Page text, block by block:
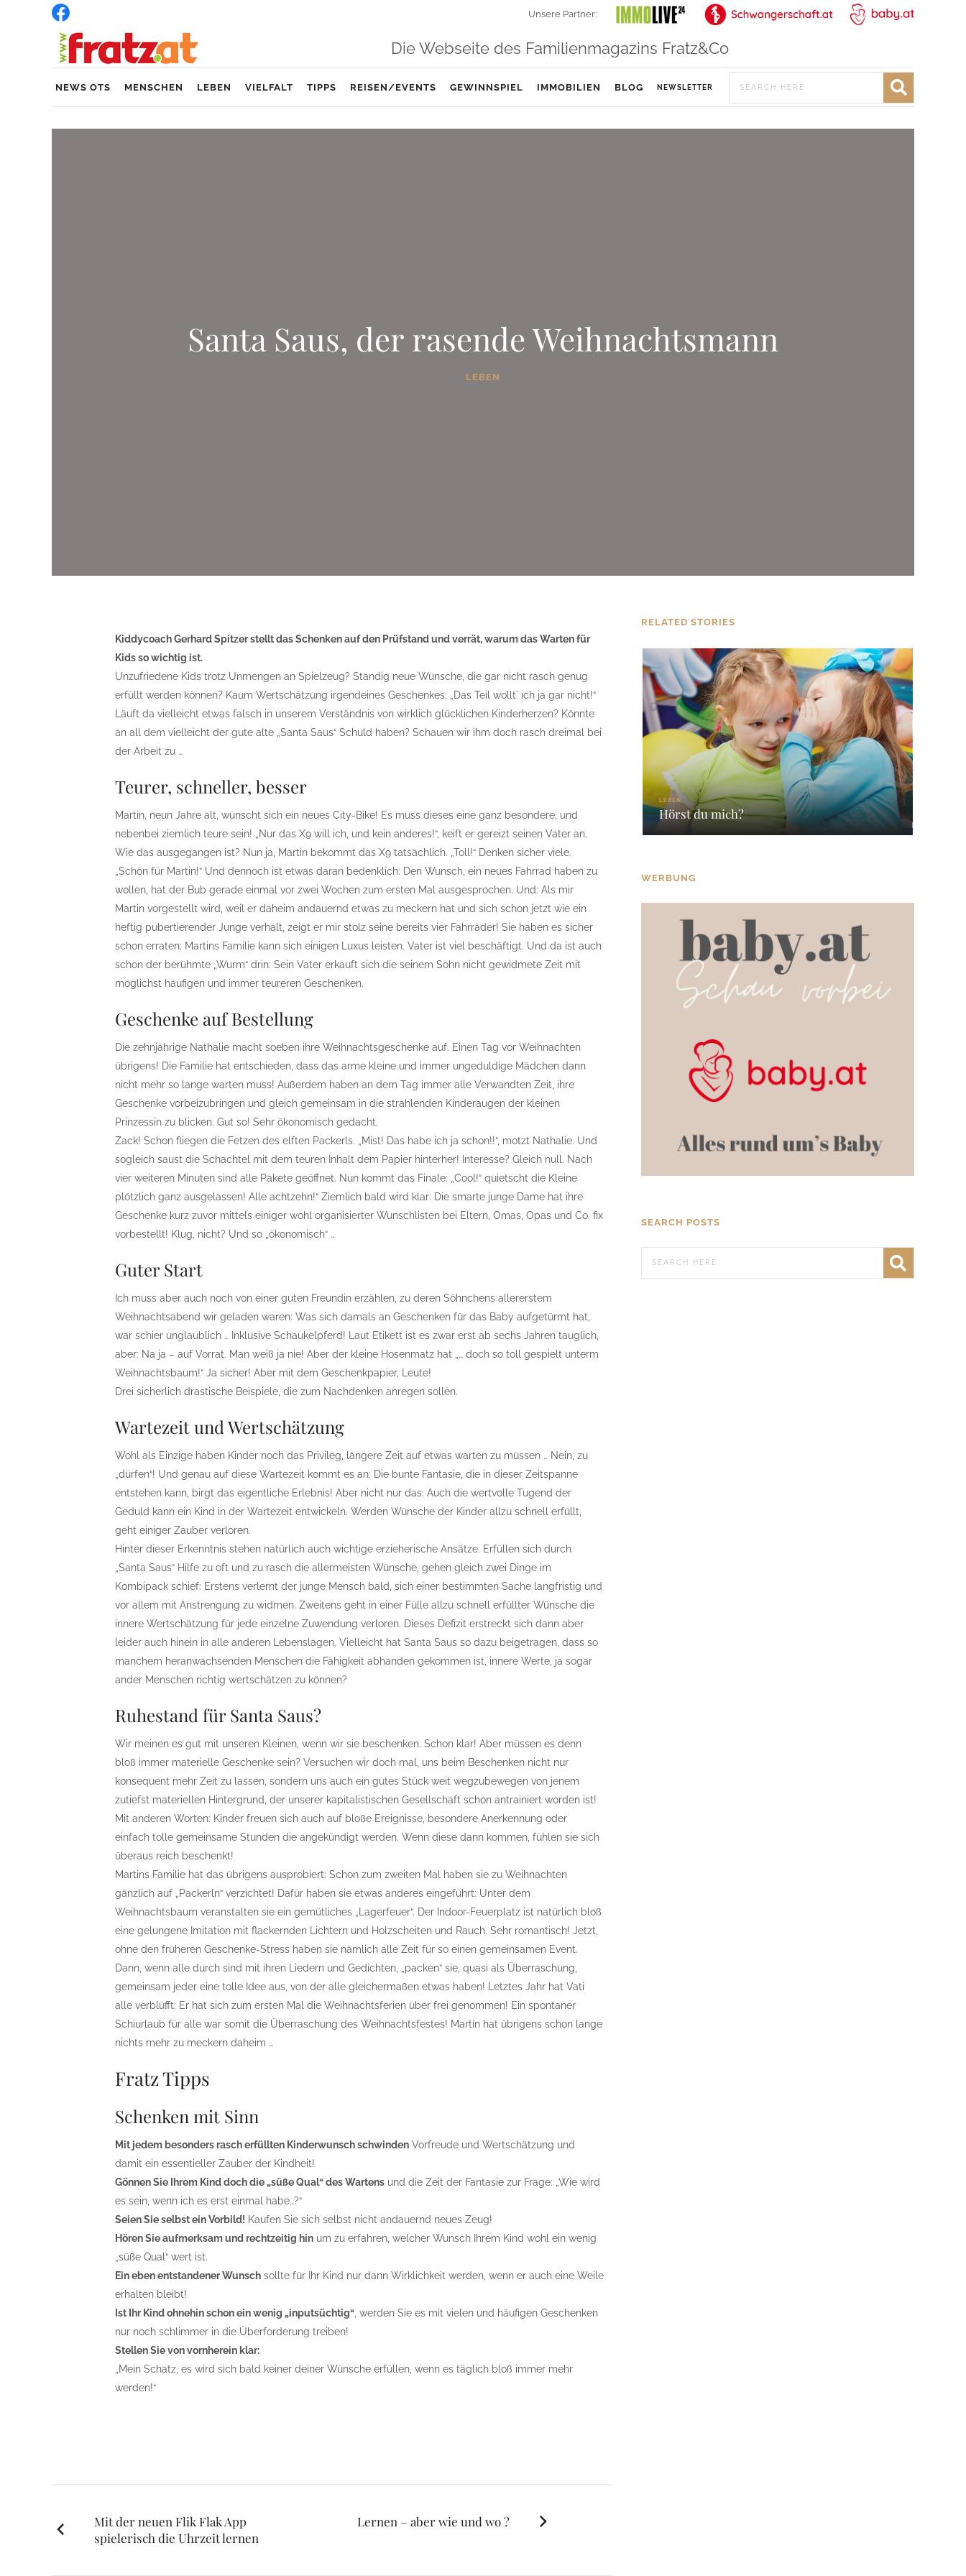
Unsere Partner:
Die Webseite des Familienmagazins Fratz&Co
NEWS OTS MENSCHEN LEBEN VIELFALT TIPPS REISEN/EVENTS GEWINNSPIEL IMMOBILIEN BLOG NEWSLETTER
Santa Saus, der rasende Weihnachtsmann
LEBEN
Kiddycoach Gerhard Spitzer stellt das Schenken auf den Prüfstand und verrät, warum das Warten für
Kids so wichtig ist.
Unzufriedene Kids trotz Unmengen an Spielzeug? Ständig neue Wünsche, die gar nicht rasch genug
erfüllt werden können? Kaum Wertschätzung irgendeines Geschenkes: „Das Teil wollt´ ich ja gar nicht!“
Läuft da vielleicht etwas falsch in unserem Verständnis von wirklich glücklichen Kinderherzen? Könnte
an all dem vielleicht der gute alte „Santa Saus“ Schuld haben? Schauen wir ihm doch rasch dreimal bei
der Arbeit zu …
Teurer, schneller, besser
Martin, neun Jahre alt, wünscht sich ein neues City-Bike! Es muss dieses eine ganz besondere, und
nebenbei ziemlich teure sein! „Nur das X9 will ich, und kein anderes!“, keift er gereizt seinen Vater an.
Wie das ausgegangen ist? Nun ja, Martin bekommt das X9 tatsächlich. „Toll!“ Denken sicher viele.
„Schön für Martin!“ Und dennoch ist etwas daran bedenklich: Den Wunsch, ein neues Fahrrad haben zu
wollen, hat der Bub gerade einmal vor zwei Wochen zum ersten Mal ausgesprochen. Und: Als mir
Martin vorgestellt wird, weil er daheim andauernd etwas zu meckern hat und sich schon jetzt wie ein
heftig pubertierender Junge verhält, zeigt er mir stolz seine bereits vier Fahrräder! Sie haben es sicher
schon erraten: Martins Familie kann sich einigen Luxus leisten. Vater ist viel beschäftigt. Und da ist auch
schon der berühmte „Wurm“ drin: Sein Vater erkauft sich die seinem Sohn nicht gewidmete Zeit mit
möglichst häufigen und immer teureren Geschenken.
Geschenke auf Bestellung
Die zehnjährige Nathalie macht soeben ihre Weihnachtsgeschenke auf. Einen Tag vor Weihnachten
übrigens! Die Familie hat entschieden, dass das arme kleine und immer ungeduldige Mädchen dann
nicht mehr so lange warten muss! Außerdem haben an dem Tag immer alle Verwandten Zeit, ihre
Geschenke vorbeizubringen und gleich gemeinsam in die strahlenden Kinderaugen der kleinen
Prinzessin zu blicken. Gut so! Sehr ökonomisch gedacht.
Zack! Schon fliegen die Fetzen des elften Packerls. „Mist! Das habe ich ja schon!!“, motzt Nathalie. Und
sogleich saust die Schachtel mit dem teuren Inhalt dem Papier hinterher! Interesse? Gleich null. Nach
vier weiteren Minuten sind alle Pakete geöffnet. Nun kommt das Finale: „Cool!“ quietscht die Kleine
plötzlich ganz ausgelassen! Alle achtzehn!“ Ziemlich bald wird klar: Die smarte junge Dame hat ihre
Geschenke kurz zuvor mittels einiger wohl organisierter Wunschlisten bei Eltern, Omas, Opas und Co. fix
vorbestellt! Klug, nicht? Und so „ökonomisch“ …
Guter Start
Ich muss aber auch noch von einer guten Freundin erzählen, zu deren Söhnchens allererstem
Weihnachtsabend wir geladen waren: Was sich damals an Geschenken für das Baby aufgetürmt hat,
war schier unglaublich … Inklusive Schaukelpferd! Laut Etikett ist es zwar erst ab sechs Jahren tauglich,
aber: Na ja – auf Vorrat. Man weiß ja nie! Aber der kleine Hosenmatz hat „… doch so toll gespielt unterm
Weihnachtsbaum!“ Ja sicher! Aber mit dem Geschenkpapier, Leute!
Drei sicherlich drastische Beispiele, die zum Nachdenken anregen sollen.
Wartezeit und Wertschätzung
Wohl als Einzige haben Kinder noch das Privileg, längere Zeit auf etwas warten zu müssen … Nein, zu
„dürfen“! Und genau auf diese Wartezeit kommt es an: Die bunte Fantasie, die in dieser Zeitspanne
entstehen kann, birgt das eigentliche Erlebnis! Aber nicht nur das: Auch die wertvolle Tugend der
Geduld kann ein Kind in der Wartezeit entwickeln. Werden Wünsche der Kinder allzu schnell erfüllt,
geht einiger Zauber verloren.
Hinter dieser Erkenntnis stehen natürlich auch wichtige erzieherische Ansätze: Erfüllen sich durch
„Santa Saus“ Hilfe zu oft und zu rasch die allermeisten Wünsche, gehen gleich zwei Dinge im
Kombipack schief: Erstens verlernt der junge Mensch bald, sich einer bestimmten Sache langfristig und
vor allem mit Anstrengung zu widmen. Zweitens geht in einer Fülle allzu schnell erfüllter Wünsche die
innere Wertschätzung für jede einzelne Zuwendung verloren. Dieses Defizit erstreckt sich dann aber
leider auch hinein in alle anderen Lebenslagen. Vielleicht hat Santa Saus so dazu beigetragen, dass so
manchem heranwachsenden Menschen die Fähigkeit abhanden gekommen ist, innere Werte, ja sogar
ander Menschen richtig wertschätzen zu können?
Ruhestand für Santa Saus?
Wir meinen es gut mit unseren Kleinen, wenn wir sie beschenken. Schon klar! Aber müssen es denn
bloß immer materielle Geschenke sein? Versuchen wir doch mal, uns beim Beschenken nicht nur
konsequent mehr Zeit zu lassen, sondern uns auch ein gutes Stück weit wegzubewegen von jenem
zutiefst materiellen Hintergrund, der unserer kapitalistischen Gesellschaft schon antrainiert worden ist!
Mit anderen Worten: Kinder freuen sich auch auf bloße Ereignisse, besondere Anerkennung oder
einfach tolle gemeinsame Stunden die angekündigt werden. Wenn diese dann kommen, fühlen sie sich
überaus reich beschenkt!
Martins Familie hat das übrigens ausprobiert: Schon zum zweiten Mal haben sie zu Weihnachten
gänzlich auf „Packerln“ verzichtet! Dafür haben sie etwas anderes eingeführt: Unter dem
Weihnachtsbaum veranstalten sie ein gemütliches „Lagerfeuer“. Der Indoor-Feuerplatz ist natürlich bloß
eine gelungene Imitation mit flackernden Lichtern und Holzscheiten und Rauch. Sehr romantisch! Jetzt,
ohne den früheren Geschenke-Stress haben sie nämlich alle Zeit für so einen gemeinsamen Event.
Dann, wenn alle durch sind mit ihren Liedern und Gedichten, „packen“ sie, quasi als Überraschung,
gemeinsam jeder eine tolle Idee aus, von der alle gleichermaßen etwas haben! Letztes Jahr hat Vati
alle verblüfft: Er hat sich zum ersten Mal die Weihnachtsferien über frei genommen! Ein spontaner
Schiurlaub für alle war somit die Überraschung des Weihnachtsfestes! Martin hat übrigens schon lange
nichts mehr zu meckern daheim …
Fratz Tipps
Schenken mit Sinn
Mit jedem besonders rasch erfüllten Kinderwunsch schwinden Vorfreude und Wertschätzung und
damit ein essentieller Zauber der Kindheit!
Gönnen Sie Ihrem Kind doch die „süße Qual“ des Wartens und die Zeit der Fantasie zur Frage: „Wie wird
es sein, wenn ich es erst einmal habe…?“
Seien Sie selbst ein Vorbild! Kaufen Sie sich selbst nicht andauernd neues Zeug!
Hören Sie aufmerksam und rechtzeitig hin um zu erfahren, welcher Wunsch Ihrem Kind wohl ein wenig
„süße Qual“ wert ist.
Ein eben entstandener Wunsch sollte für Ihr Kind nur dann Wirklichkeit werden, wenn er auch eine Weile
erhalten bleibt!
Ist Ihr Kind ohnehin schon ein wenig „inputsüchtig“ , werden Sie es mit vielen und häufigen Geschenken
nur noch schlimmer in die Überforderung treiben!
Stellen Sie von vornherein klar:
„Mein Schatz, es wird sich bald keiner deiner Wünsche erfüllen, wenn es täglich bloß immer mehr
werden!“
Posts
navigation
Mit der neuen Flik Flak App
spielerisch die Uhrzeit lernen
Lernen – aber wie und wo ?
RELATED STORIES
LEBEN
Hörst du mich?
WERBUNG
SEARCH POSTS